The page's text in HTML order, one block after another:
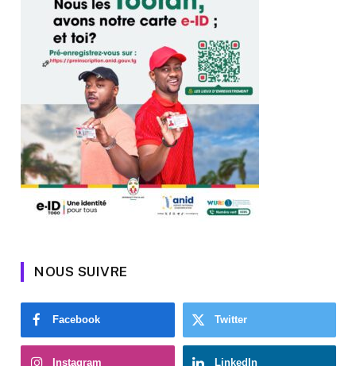
NOUS SUIVRE
Facebook Twitter
Instagram LinkedIn